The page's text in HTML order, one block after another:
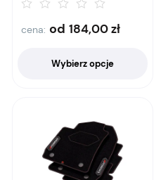
cena: od 184,00zł
Wybierz opcje